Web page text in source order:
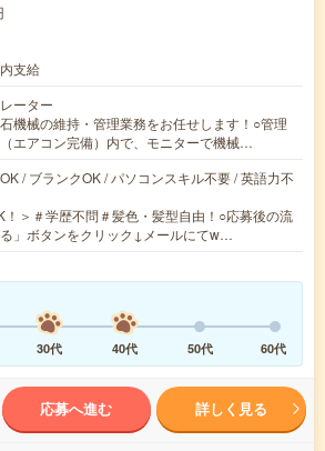
支給
ーター
機械の維持・管理業務をお任せします！○管理
エアコン完備）内で、モニターで機械…
/ ブランクOK / パソコンスキル不要 / 英語力不
！＞＃学歴不問＃髪色・髪型自由！○応募後の流
」ボタンをクリック↓メールにてw…
30代 40代 50代 60代
応募へ進む 詳しく見る